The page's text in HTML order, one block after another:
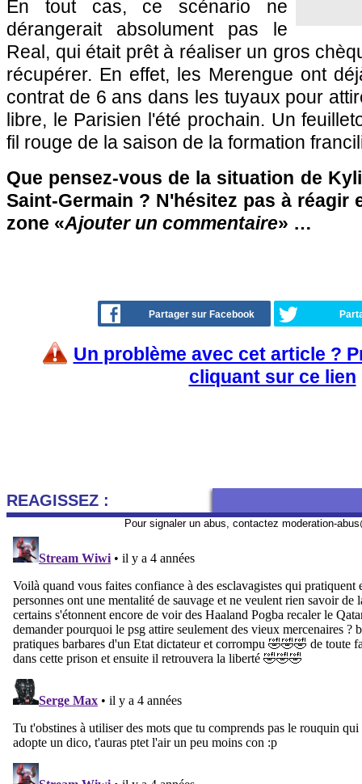
En tout cas, ce scénario ne
dérangerait absolument pas le
Real, qui était prêt à réaliser un gros
récupérer. En effet, les Merengue ont
contrat de 6 ans dans les tuyaux pour
libre, le Parisien l'été prochain. Un
fil rouge de la saison de la formation
Que pensez-vous de la situation de
Saint-Germain ? N'hésitez pas à réagir
zone «Ajouter un commentaire» …
Partager sur Facebook
Un problème avec cet article ?
cliquant sur ce lien
REAGISSEZ :
Pour signaler un abus, contactez moderation-